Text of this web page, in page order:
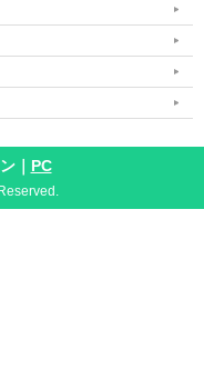
｜ PC